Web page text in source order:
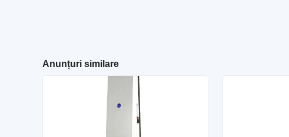
Anunțuri similare